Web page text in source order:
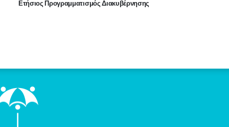
Ετήσιος Προγραμματισμός Διακυβέρνησης